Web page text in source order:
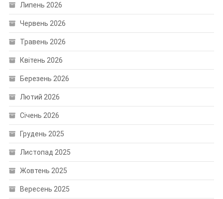
Липень 2026
Червень 2026
Травень 2026
Квітень 2026
Березень 2026
Лютий 2026
Січень 2026
Грудень 2025
Листопад 2025
Жовтень 2025
Вересень 2025